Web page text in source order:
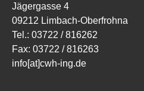
Jägergasse 4
09212 Limbach-Oberfrohna
Tel.: 03722 / 816262
Fax: 03722 / 816263
info[at]cwh-ing.de